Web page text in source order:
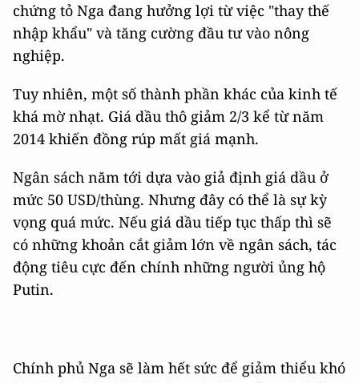
chứng tỏ Nga đang hưởng lợi từ việc "thay thế
nhập khẩu" và tăng cường đầu tư vào nông
nghiệp.
Tuy nhiên, một số thành phần khác của kinh tế
khá mờ nhạt. Giá dầu thô giảm 2/3 kể từ năm
2014 khiến đồng rúp mất giá mạnh.
Ngân sách năm tới dựa vào giả định giá dầu ở
mức 50 USD/thùng. Nhưng đây có thể là sự kỳ
vọng quá mức. Nếu giá dầu tiếp tục thấp thì sẽ
có những khoản cắt giảm lớn về ngân sách, tác
động tiêu cực đến chính những người ủng hộ
Putin.
Chính phủ Nga sẽ làm hết sức để giảm thiểu khó